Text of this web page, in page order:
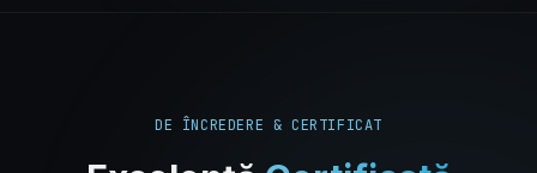
DE ÎNCREDERE & CERTIFICAT